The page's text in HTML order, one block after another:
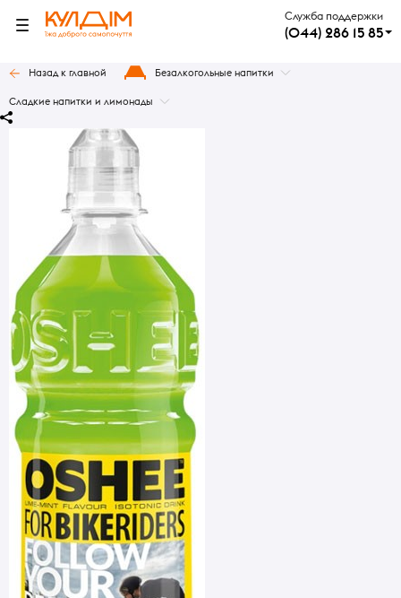
Служба поддержки
(044) 286 15 85
Назад к главной Безалкогольные напитки
Сладкие напитки и лимонады